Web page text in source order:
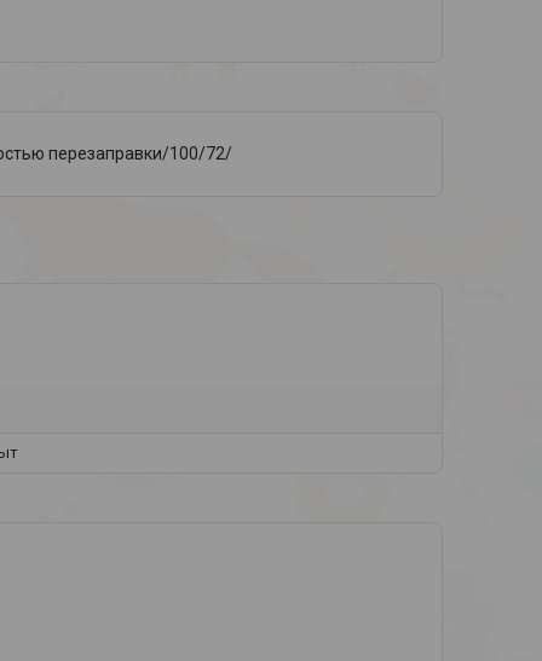
перезаправки/100/72/